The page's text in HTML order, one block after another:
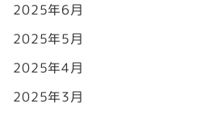
2025年6月
2025年5月
2025年4月
2025年3月